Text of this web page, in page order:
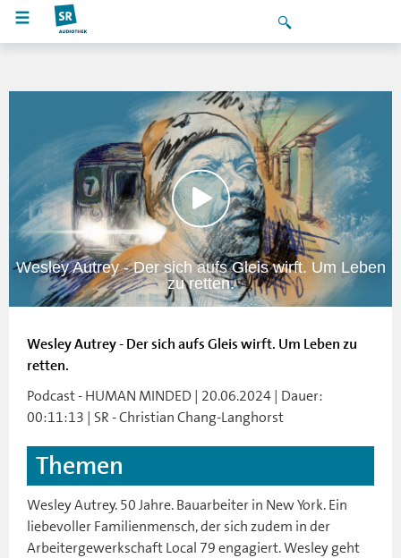
Wesley Autrey - Der sich aufs Gleis wirft. Um Leben
zu retten.
Wesley Autrey - Der sich aufs Gleis wirft. Um Leben zu
retten.
Podcast - HUMAN MINDED | 20.06.2024 | Dauer:
00:11:13 | SR - Christian Chang-Langhorst
Themen
Wesley Autrey. 50 Jahre. Bauarbeiter in New York. Ein
liebevoller Familienmensch, der sich zudem in der
Arbeitergewerkschaft Local 79 engagiert. Wesley geht